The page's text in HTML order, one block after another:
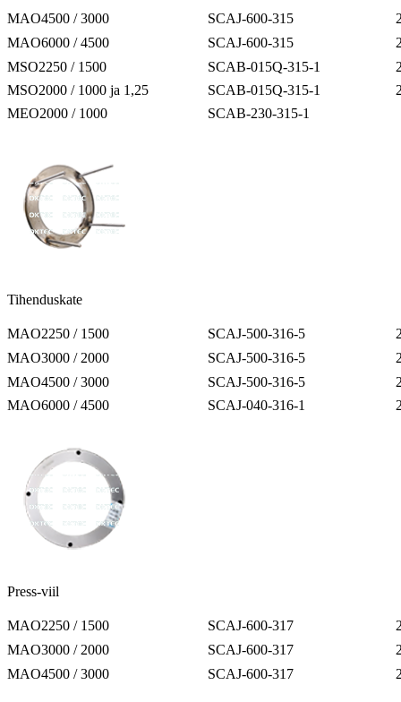
MAO4500 / 3000
SCAJ-600-315
MAO6000 / 4500
SCAJ-600-315
MSO2250 / 1500
SCAB-015Q-315-1
MSO2000 / 1000 ja 1,25
SCAB-015Q-315-1
MEO2000 / 1000
SCAB-230-315-1
Tihenduskate
MAO2250 / 1500 SCAJ-500-316-5
MAO3000 / 2000
SCAJ-500-316-5
MAO4500 / 3000
SCAJ-500-316-5
MAO6000 / 4500
SCAJ-040-316-1
Press-viil
MAO2250 / 1500 SCAJ-600-317
MAO3000 / 2000
SCAJ-600-317
MAO4500 / 3000
SCAJ-600-317